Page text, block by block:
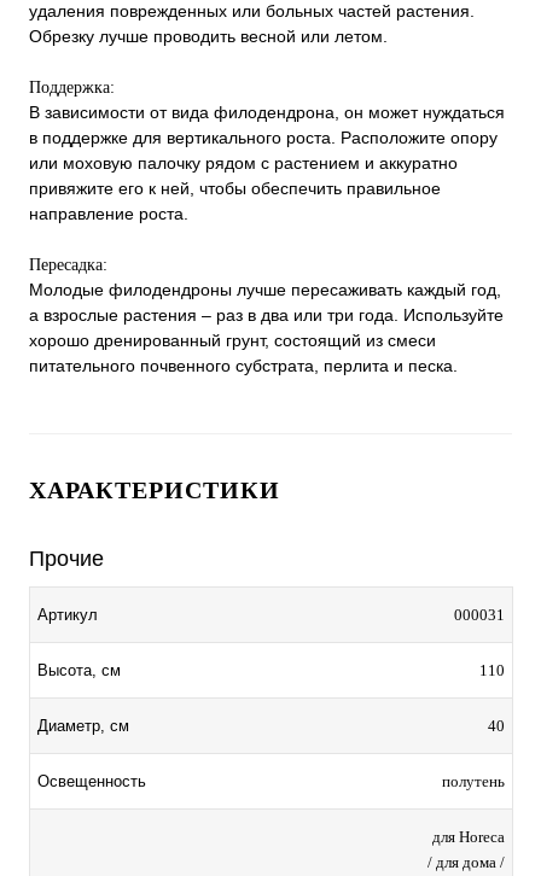
удаления поврежденных или больных частей растения.
Обрезку лучше проводить весной или летом.
Поддержка:
В зависимости от вида филодендрона, он может нуждаться
в поддержке для вертикального роста. Расположите опору
или моховую палочку рядом с растением и аккуратно
привяжите его к ней, чтобы обеспечить правильное
направление роста.
Пересадка:
Молодые филодендроны лучше пересаживать каждый год,
а взрослые растения – раз в два или три года. Используйте
хорошо дренированный грунт, состоящий из смеси
питательного почвенного субстрата, перлита и песка.
ХАРАКТЕРИСТИКИ
Прочие
Артикул 000031
Высота, см 110
Диаметр, см 40
Освещенность полутень
для Horeca
/ для дома /